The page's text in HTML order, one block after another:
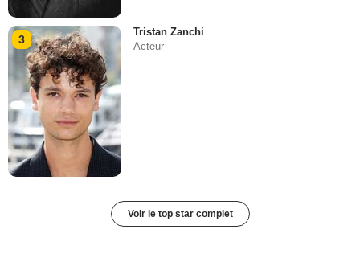
3
Tristan Zanchi
Acteur
Voir le top star complet